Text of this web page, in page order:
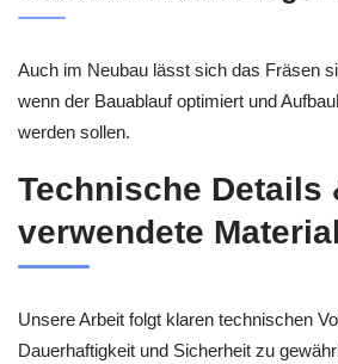
Auch im Neubau lässt sich das Fräsen
wenn der Bauablauf optimiert und
werden sollen.
Technische Details
verwendete
Unsere Arbeit folgt klaren technischen
Dauerhaftigkeit und Sicherheit zu